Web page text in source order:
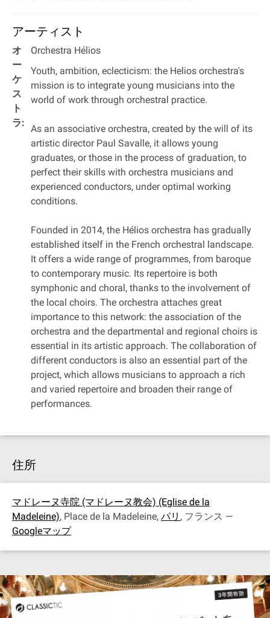
アーティスト
オ
ー
ケ
ス
ト
ラ:
Orchestra Hélios
Youth, ambition, eclecticism: the Helios orchestra's
mission is to integrate young musicians into the
world of work through orchestral practice.
As an associative orchestra, created by the will of its
artistic director Paul Savalle, it allows young
graduates, or those in the process of graduation, to
perfect their skills with orchestra musicians and
experienced conductors, under optimal working
conditions.
Founded in 2014, the Hélios orchestra has gradually
established itself in the French orchestral landscape.
It offers a wide range of programmes, from baroque
to contemporary music. Its repertoire is both
symphonic and choral, thanks to the involvement of
the local choirs. The orchestra attaches great
importance to this network: the association of the
orchestra and the departmental and regional choirs is
essential in its artistic approach. The collaboration of
different conductors is also an essential part of the
project, which allows musicians to approach a rich
and varied repertoire and broaden their range of
performances.
住所
マドレーヌ寺院 (マドレーヌ教会) (Eglise de la
Madeleine), Place de la Madeleine, パリ , フランス —
Googleマップ